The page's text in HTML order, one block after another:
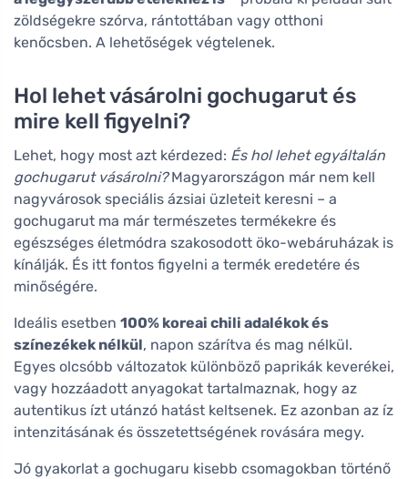
zöldségekre szórva, rántottában vagy otthoni
kenőcsben. A lehetőségek végtelenek.
Hol lehet vásárolni gochugarut és
mire kell figyelni?
Lehet, hogy most azt kérdezed: És hol lehet egyáltalán
gochugarut vásárolni?Magyarországon már nem kell
nagyvárosok speciális ázsiai üzleteit keresni – a
gochugarut ma már természetes termékekre és
egészséges életmódra szakosodott öko-webáruházak is
kínálják. És itt fontos figyelni a termék eredetére és
minőségére.
Ideális esetben 100% koreai chili adalékok és
színezékek nélkül, napon szárítva és mag nélkül.
Egyes olcsóbb változatok különböző paprikák keverékei,
vagy hozzáadott anyagokat tartalmaznak, hogy az
autentikus ízt utánzó hatást keltsenek. Ez azonban az íz
intenzitásának és összetettségének rovására megy.
Jó gyakorlat a gochugaru kisebb csomagokban történő